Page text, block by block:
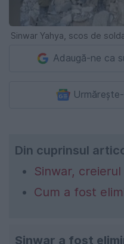
Sinwar Yahya, scos de
Adaugă-ne ca
Din cuprinsul
Sinwar,
Cum a fost
Sinwar a fost